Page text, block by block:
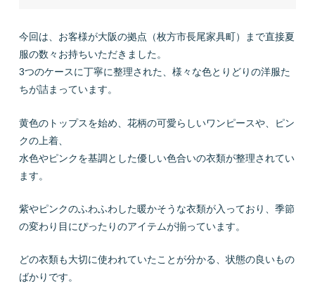
今回は、お客様が大阪の拠点（枚方市長尾家具町）まで直接夏
服の数々お持ちいただきました。
3つのケースに丁寧に整理された、様々な色とりどりの洋服た
ちが詰まっています。
黄色のトップスを始め、花柄の可愛らしいワンピースや、ピン
クの上着、
水色やピンクを基調とした優しい色合いの衣類が整理されてい
ます。
紫やピンクのふわふわした暖かそうな衣類が入っており、季節
の変わり目にぴったりのアイテムが揃っています。
どの衣類も大切に使われていたことが分かる、状態の良いもの
ばかりです。